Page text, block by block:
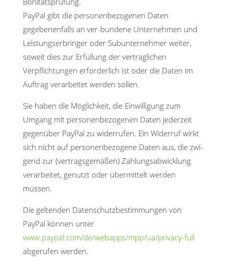
PayPal gibt die personenbezogenen Daten
gegebenenfalls an ver-bundene Unternehmen und
Leistungserbringer oder Subunternehmer weiter,
soweit dies zur Erfüllung der vertraglichen
Verpflichtungen erforderlich ist oder die Daten im
Auftrag verarbeitet werden sollen.
Sie haben die Möglichkeit, die Einwilligung zum
Umgang mit personenbezogenen Daten jederzeit
gegenüber PayPal zu widerrufen. Ein Widerruf wirkt
sich nicht auf personenbezogene Daten aus, die zwi-
gend zur (vertragsgemäßen) Zahlungsabwicklung
verarbeitet, genutzt oder übermittelt werden
müssen.
Die geltenden Datenschutzbestimmungen von
PayPal können unter
www.paypal.com/de/webapps/mpp/ua/privacy-full
abgerufen werden.